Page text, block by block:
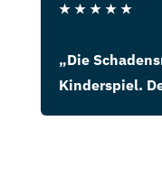
★ ★ ★ ★ ★
„Die
Kinderspiel.